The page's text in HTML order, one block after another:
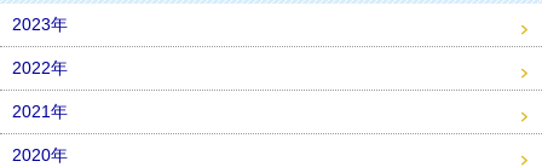
2023年
2022年
2021年
2020年